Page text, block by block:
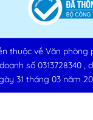
thuộc về Văn phòng
số 0313728340 ,
31 tháng 03 năm